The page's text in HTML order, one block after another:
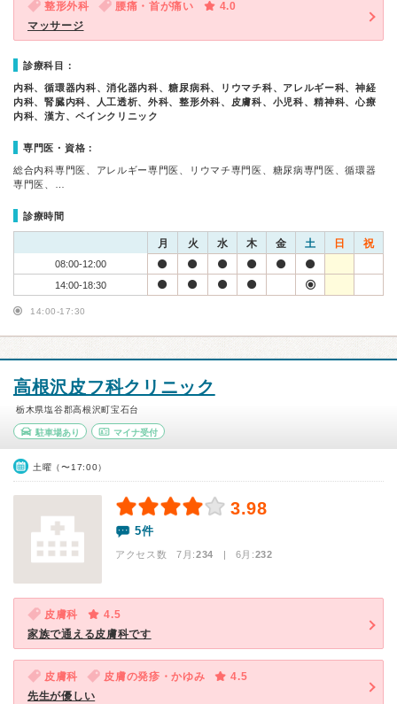
整形外科 腰痛・首が痛い
4.0
マッサージ
診療科目：
内科、循環器内科、消化器内科、糖尿病科、リウマチ科、アレルギー科、神経
内科、腎臓内科、人工透析、外科、整形外科、皮膚科、小児科、精神科、心療
内科、漢方、ペインクリニック
専門医・資格：
総合内科専門医、アレルギー専門医、リウマチ専門医、糖尿病専門医、循環器
専門医、…
診療時間
月 火 水 木 金 土 日 祝
08:00-12:00
14:00-18:30
14:00-17:30
高根沢皮フ科クリニック
栃木県塩谷郡高根沢町宝石台
駐車場あり マイナ受付
土曜（〜17:00）
3.98
5件
アクセス数 7月:234 | 6月:232
皮膚科
4.5
家族で通える皮膚科です
皮膚科 皮膚の発疹・かゆみ
4.5
先生が優しい